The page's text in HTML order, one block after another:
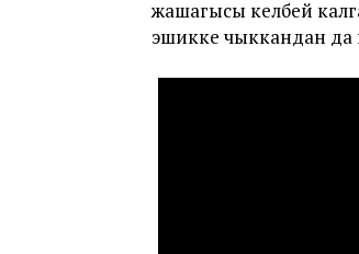
жашагысы келбей
эшикке чыккандан да